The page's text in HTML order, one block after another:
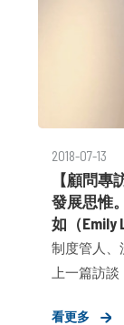
雙領域客
2018-07-13
【顧問專
發展思惟
如（Emily
制度管人、
上一篇訪談
看更多